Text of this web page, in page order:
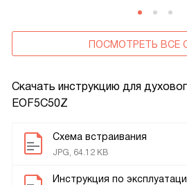
Скачать инструкцию для
EOF5C50Z
Схема встраивания
JPG, 64.12 KB
Инструкция по
ПОСМОТРЕТЬ ВСЕ